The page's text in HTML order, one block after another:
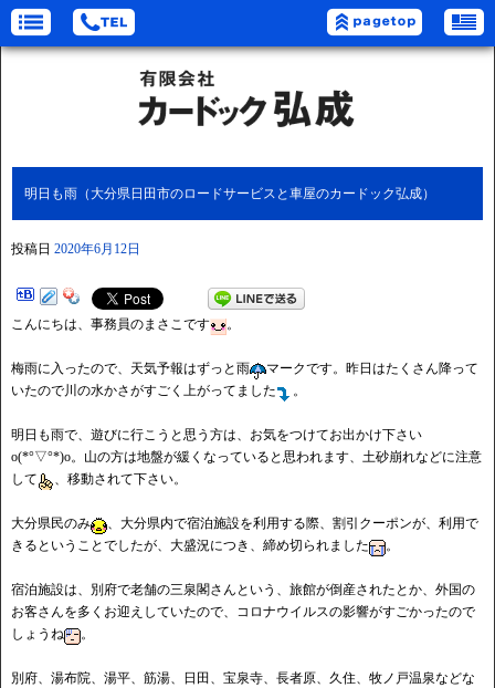
明日も雨（大分県日田市のロードサービスと車屋のカードック弘成）
投稿日 2020年6月12日
こんにちは、事務員のまさこです 。
梅雨に入ったので、天気予報はずっと雨
マークです。昨日はたくさん降って
いたので川の水かさがすごく上がってました
。
明日も雨で、遊びに行こうと思う方は、お気をつけてお出かけ下さい
o(*°▽°*)o。山の方は地盤が緩くなっていると思われます、土砂崩れなどに注意
して
、移動されて下さい。
大分県民のみ
、大分県内で宿泊施設を利用する際、割引クーポンが、利用で
きるということでしたが、大盛況につき、締め切られました
。
宿泊施設は、別府で老舗の三泉閣さんという、旅館が倒産されたとか、外国の
お客さんを多くお迎えしていたので、コロナウイルスの影響がすごかったので
しょうね
。
別府、湯布院、湯平、筋湯、日田、宝泉寺、長者原、久住、牧ノ戸温泉などな